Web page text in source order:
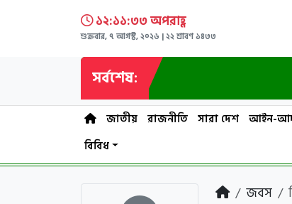
১২:১১:৩৩ অপরাহ্ণ
শুক্রবার, ৭ আগস্ট, ২০২৬ | ২২ শ্রাবণ ১৪৩৩
সর্বশেষ:
জাতীয় রাজনীতি সারা দেশ আইন-
বিবিধ
জবস